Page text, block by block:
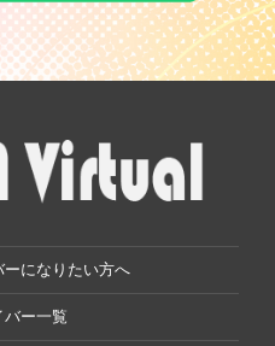
になりたい方へ
バー一覧